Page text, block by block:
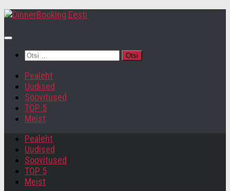
Otsi:
Pealeht
Uudised
Soovitused
TOP 5
Meist
Pealeht
Uudised
Soovitused
TOP 5
Meist